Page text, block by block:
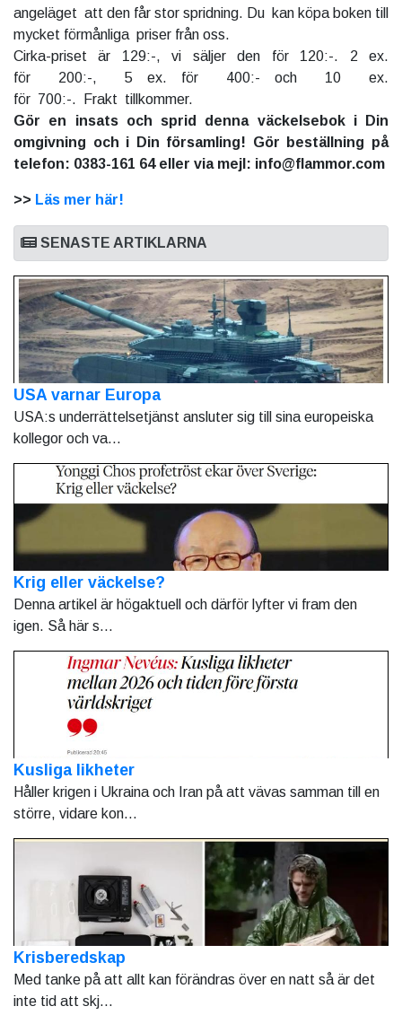
angeläget att den får stor spridning. Du kan köpa boken till
mycket förmånliga priser från oss.
Cirka-priset är 129:-, vi säljer den för 120:-. 2 ex.
för 200:-, 5 ex. för 400:- och 10 ex.
för 700:-. Frakt tillkommer.
Gör en insats och sprid denna väckelsebok i Din
omgivning och i Din församling! Gör beställning på
telefon: 0383-161 64 eller via mejl: info@flammor.com
>> Läs mer här!
SENASTE ARTIKLARNA
USA varnar Europa
USA:s underrättelsetjänst ansluter sig till sina europeiska
kollegor och va...
Krig eller väckelse?
Denna artikel är högaktuell och därför lyfter vi fram den
igen. Så här s...
Kusliga likheter
Håller krigen i Ukraina och Iran på att vävas samman till en
större, vidare kon...
Krisberedskap
Med tanke på att allt kan förändras över en natt så är det
inte tid att skj...